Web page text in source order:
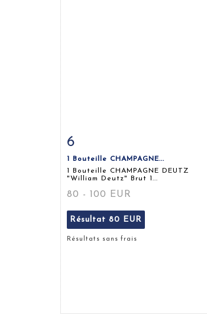
Fiche détaillée
6
1 Bouteille CHAMPAGNE...
1 Bouteille CHAMPAGNE DEUTZ
"William Deutz" Brut 1...
80 - 100 EUR
Résultat 80 EUR
Résultats sans frais